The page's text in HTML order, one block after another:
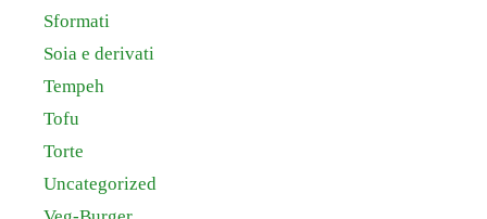
Sformati
Soia e derivati
Tempeh
Tofu
Torte
Uncategorized